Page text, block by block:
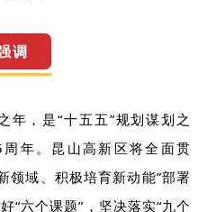
调
年，是“十五五”规划谋划之
年。昆山高新区将全面贯
领域、积极培育新动能”部署
“六个课题”，坚决落实“九个